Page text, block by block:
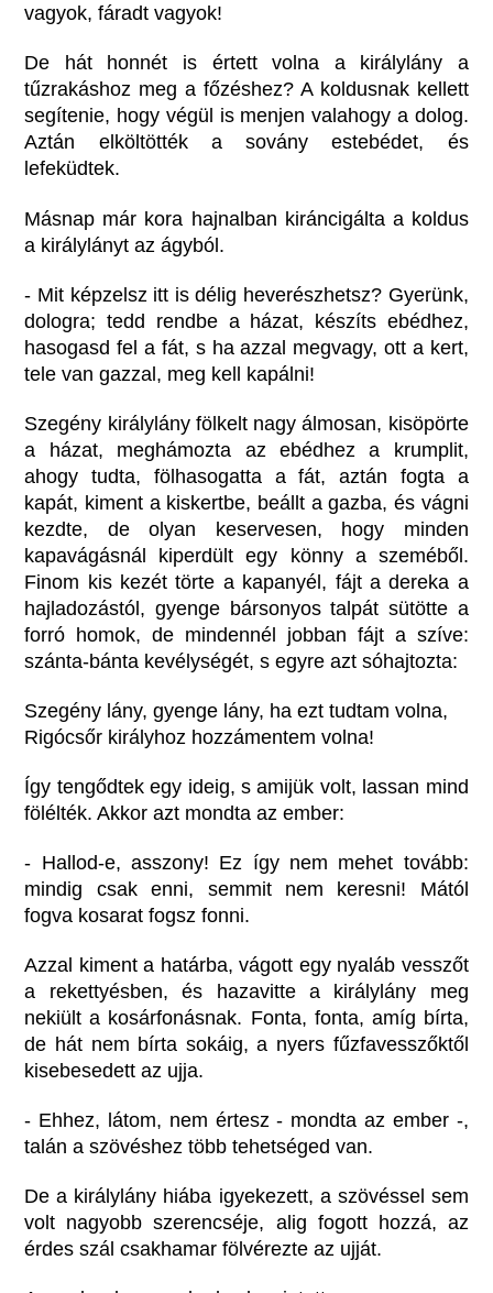
vagyok, fáradt vagyok!
De hát honnét is értett volna a királylány a
tűzrakáshoz meg a főzéshez? A koldusnak kellett
segítenie, hogy végül is menjen valahogy a dolog.
Aztán elköltötték a sovány estebédet, és
lefeküdtek.
Másnap már kora hajnalban kiráncigálta a koldus
a királylányt az ágyból.
- Mit képzelsz itt is délig heverészhetsz? Gyerünk,
dologra; tedd rendbe a házat, készíts ebédhez,
hasogasd fel a fát, s ha azzal megvagy, ott a kert,
tele van gazzal, meg kell kapálni!
Szegény királylány fölkelt nagy álmosan, kisöpörte
a házat, meghámozta az ebédhez a krumplit,
ahogy tudta, fölhasogatta a fát, aztán fogta a
kapát, kiment a kiskertbe, beállt a gazba, és vágni
kezdte, de olyan keservesen, hogy minden
kapavágásnál kiperdült egy könny a szeméből.
Finom kis kezét törte a kapanyél, fájt a dereka a
hajladozástól, gyenge bársonyos talpát sütötte a
forró homok, de mindennél jobban fájt a szíve:
szánta-bánta kevélységét, s egyre azt sóhajtozta:
Szegény lány, gyenge lány, ha ezt tudtam volna,
Rigócsőr királyhoz hozzámentem volna!
Így tengődtek egy ideig, s amijük volt, lassan mind
fölélték. Akkor azt mondta az ember:
- Hallod-e, asszony! Ez így nem mehet tovább:
mindig csak enni, semmit nem keresni! Mától
fogva kosarat fogsz fonni.
Azzal kiment a határba, vágott egy nyaláb vesszőt
a rekettyésben, és hazavitte a királylány meg
nekiült a kosárfonásnak. Fonta, fonta, amíg bírta,
de hát nem bírta sokáig, a nyers fűzfavesszőktől
kisebesedett az ujja.
- Ehhez, látom, nem értesz - mondta az ember -,
talán a szövéshez több tehetséged van.
De a királylány hiába igyekezett, a szövéssel sem
volt nagyobb szerencséje, alig fogott hozzá, az
érdes szál csakhamar fölvérezte az ujját.